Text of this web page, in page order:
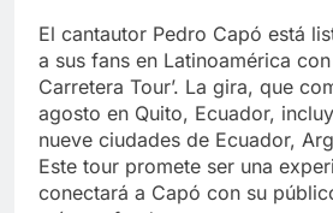
El cantautor Pedro Capó está
a sus fans en Latinoamérica
Carretera Tour’. La gira, que
agosto en Quito, Ecuador,
nueve ciudades de Ecuador,
Este tour promete ser una
conectará a Capó con su